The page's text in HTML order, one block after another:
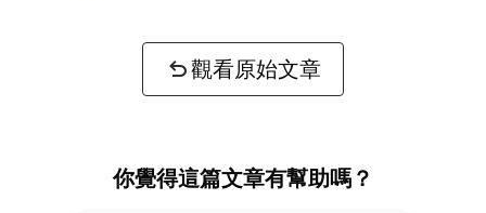
觀看原始文章
你覺得這篇文章有幫助嗎？